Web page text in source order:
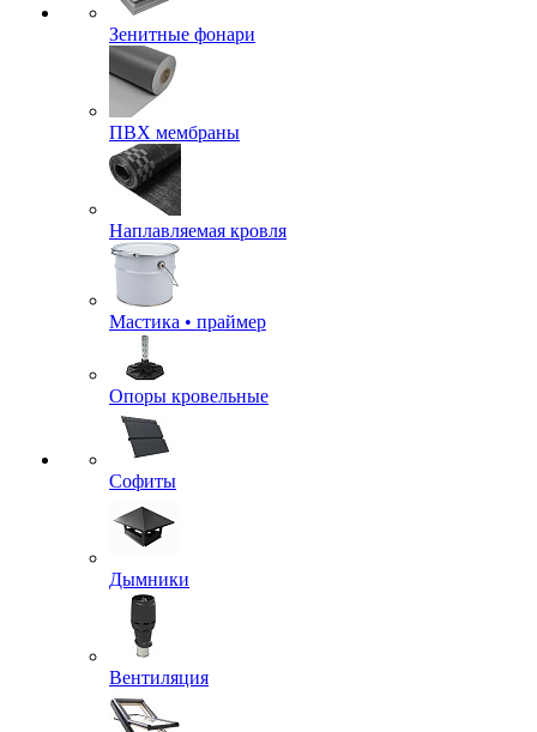
Зенитные фонари
ПВХ мембраны
Наплавляемая кровля
Мастика • праймер
Опоры кровельные
Софиты
Дымники
Вентиляция